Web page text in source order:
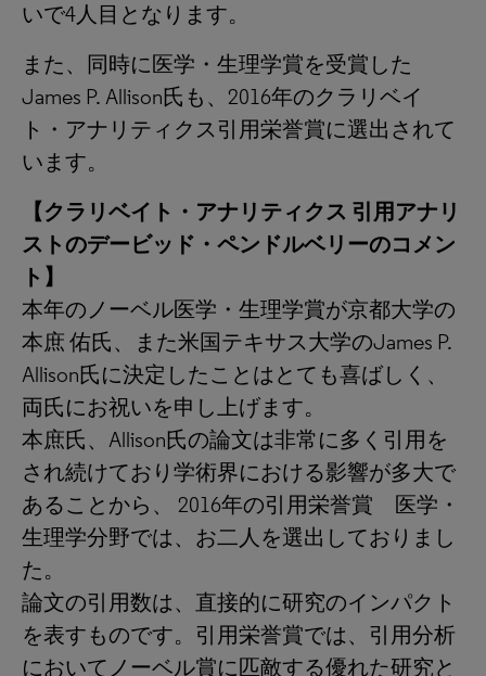
いで4人目となります。
また、同時に医学・生理学賞を受賞した
James P. Allison氏も、2016年のクラリベイ
ト・アナリティクス引用栄誉賞に選出されて
います。
【クラリベイト・アナリティクス 引用アナリ
ストのデービッド・ペンドルベリーのコメン
ト】
本年のノーベル医学・生理学賞が京都大学の
本庶 佑氏、また米国テキサス大学のJames P.
Allison氏に決定したことはとても喜ばしく、
両氏にお祝いを申し上げます。
本庶氏、Allison氏の論文は非常に多く引用を
され続けており学術界における影響が多大で
あることから、 2016年の引用栄誉賞 医学・
生理学分野では、お二人を選出しておりまし
た。
論文の引用数は、直接的に研究のインパクト
を表すものです。引用栄誉賞では、引用分析
においてノーベル賞に匹敵する優れた研究と